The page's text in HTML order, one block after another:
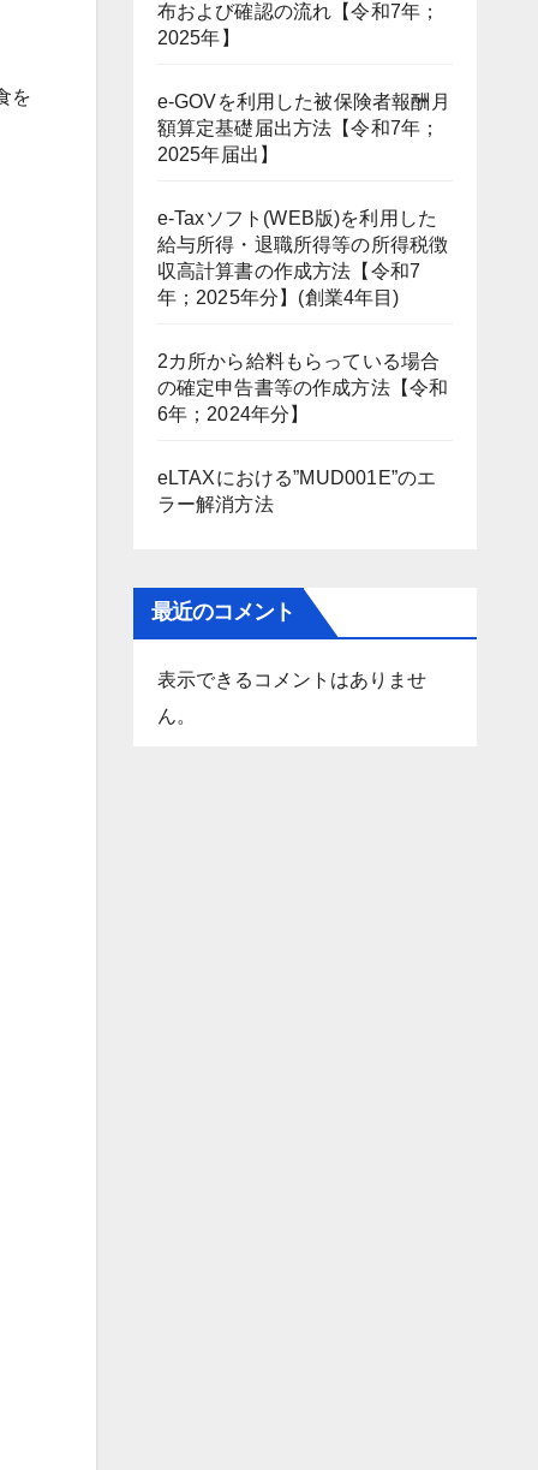
を
布および確認の流れ【令和7年；
2025年】
e-GOVを利用した被保険者報酬月
額算定基礎届出方法【令和7年；
2025年届出】
e-Taxソフト(WEB版)を利用した
給与所得・退職所得等の所得税徴
収高計算書の作成方法【令和7
年；2025年分】(創業4年目)
2カ所から給料もらっている場合
の確定申告書等の作成方法【令和
6年；2024年分】
eLTAXにおける”MUD001E”のエ
ラー解消方法
最近のコメント
表示できるコメントはありませ
ん。